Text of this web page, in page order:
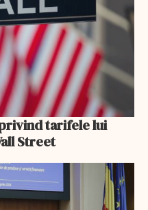
tarifele lui
Street